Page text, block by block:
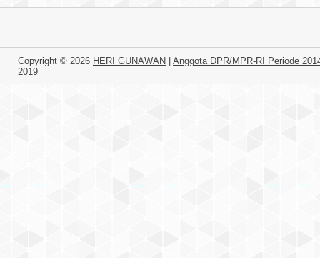
Copyright © 2026 HERI GUNAWAN
Anggota DPR/MPR-RI Periode
2019